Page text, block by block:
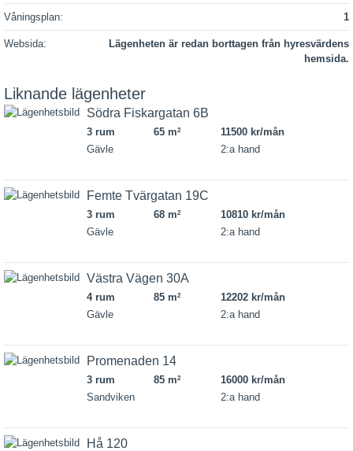
Våningsplan: 1
Websida:
Lägenheten är redan borttagen från hyresvärdens
hemsida.
Liknande lägenheter
Södra Fiskargatan 6B
3 rum 65 m2
11500 kr/mån
Gävle
2:a hand
Femte Tvärgatan 19C
3 rum 68 m2
10810 kr/mån
Gävle
2:a hand
Västra Vägen 30A
4 rum 85 m2
12202 kr/mån
Gävle
2:a hand
Promenaden 14
3 rum 85 m2
16000 kr/mån
Sandviken
2:a hand
Hå 120